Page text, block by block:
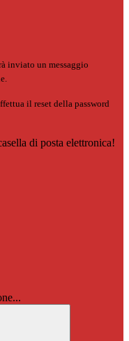
inviato un messaggio
il reset della password
di posta elettronica!